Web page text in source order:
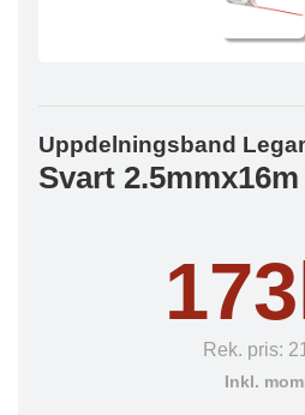
Uppdelningsband
Svart 2.5mmx16m
Rek. pris:
Inkl.